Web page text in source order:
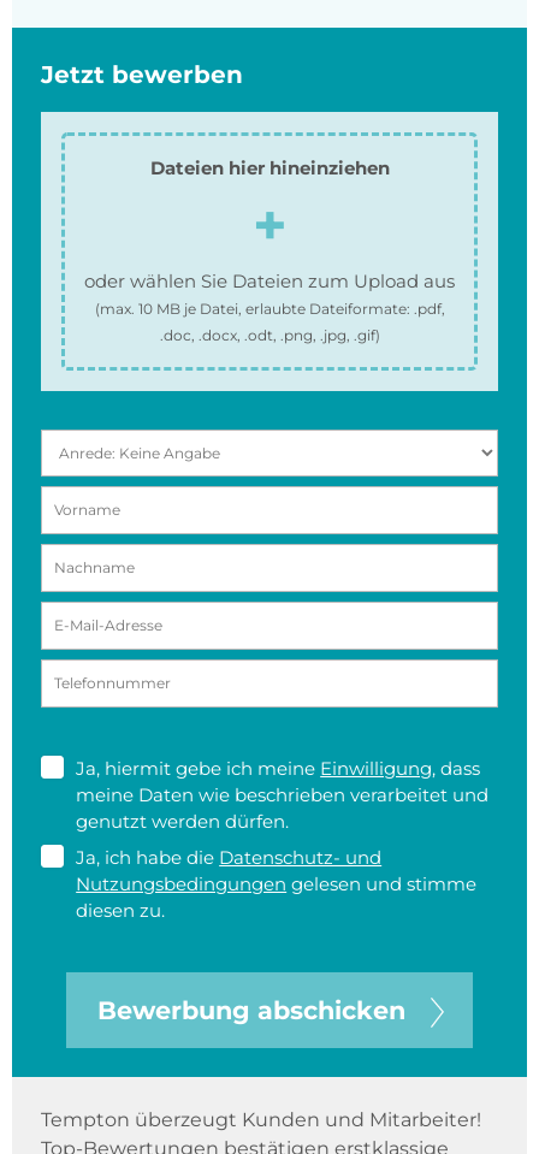
Jetzt bewerben
Dateien hier hineinziehen
oder wählen Sie Dateien zum Upload aus
(max. 10 MBje Datei, erlaubte Dateiformate: .pdf,
.doc, .docx, .odt, .png, .jpg, .gif)
Ja, hiermit gebe ich meine Einwilligung, dass
meine Daten wie beschrieben verarbeitet und
genutzt werden dürfen.
Ja, ich habe die Datenschutz- und
Nutzungsbedingungen gelesen und stimme
diesen zu.
Bewerbung abschicken
Tempton überzeugt Kunden und Mitarbeiter!
Top-Bewertungen bestätigen erstklassige